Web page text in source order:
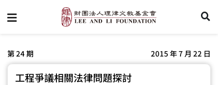
第 24 期 2015 年 7 月 22 日
工程爭議相關法律問題探討